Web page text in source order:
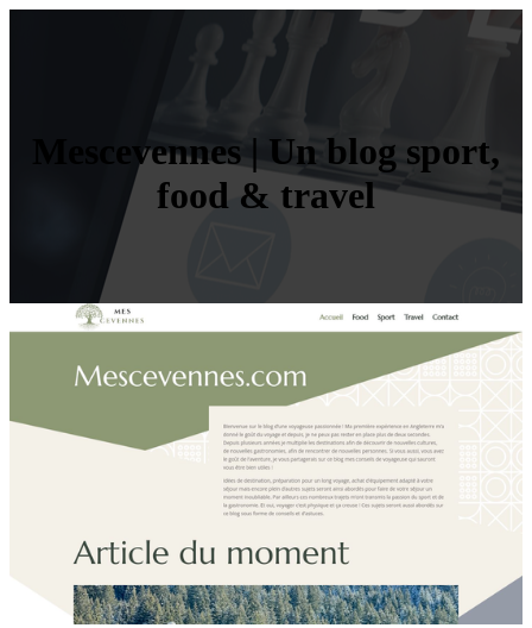
Mescevennes | Un blog sport,
food & travel